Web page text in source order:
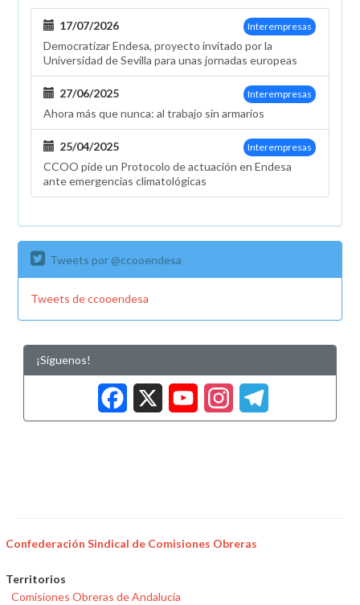
Interempresas
17/07/2026
Democratizar Endesa, proyecto invitado por la
Universidad de Sevilla para unas jornadas europeas
Interempresas
27/06/2025
Ahora más que nunca: al trabajo sin armarios
Interempresas
25/04/2025
CCOO pide un Protocolo de actuación en Endesa
ante emergencias climatológicas
Tweets por @ccooendesa
Tweets de ccooendesa
¡Síguenos!
Facebook
X
Confederación Sindical de Comisiones Obreras
Territorios
Comisiones Obreras de Andalucía